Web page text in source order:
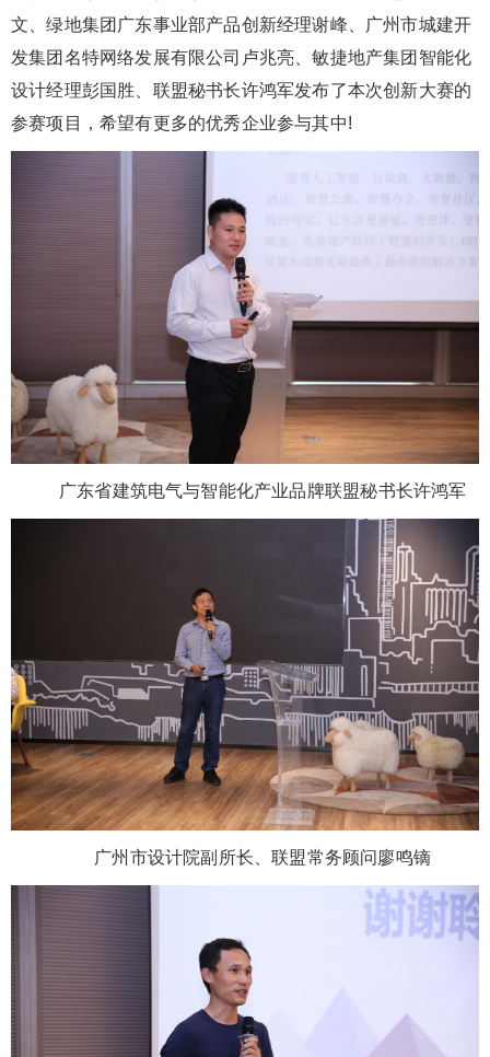
文、绿地集团广东事业部产品创新经理谢峰、广州市城建开
发集团名特网络发展有限公司卢兆亮、敏捷地产集团智能化
设计经理彭国胜、联盟秘书长许鸿军发布了本次创新大赛的
参赛项目，希望有更多的优秀企业参与其中!
广东省建筑电气与智能化产业品牌联盟秘书长许鸿军
广州市设计院副所长、联盟常务顾问廖鸣镝